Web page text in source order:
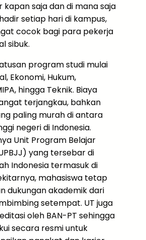
saja dan di mana saja
setiap hari di kampus,
cocok bagi para pekerja
sibuk.
program studi mulai
Ekonomi, Hukum,
hingga Teknik. Biaya
terjangkau, bahkan
paling murah di antara
negeri di Indonesia.
Unit Program Belajar
yang tersebar di
Indonesia termasuk di
mahasiswa tetap
dukungan akademik dari
setempat. UT juga
oleh BAN-PT sehingga
secara resmi untuk